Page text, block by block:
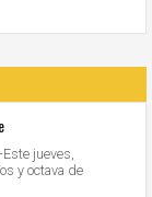
jueves,
y octava de